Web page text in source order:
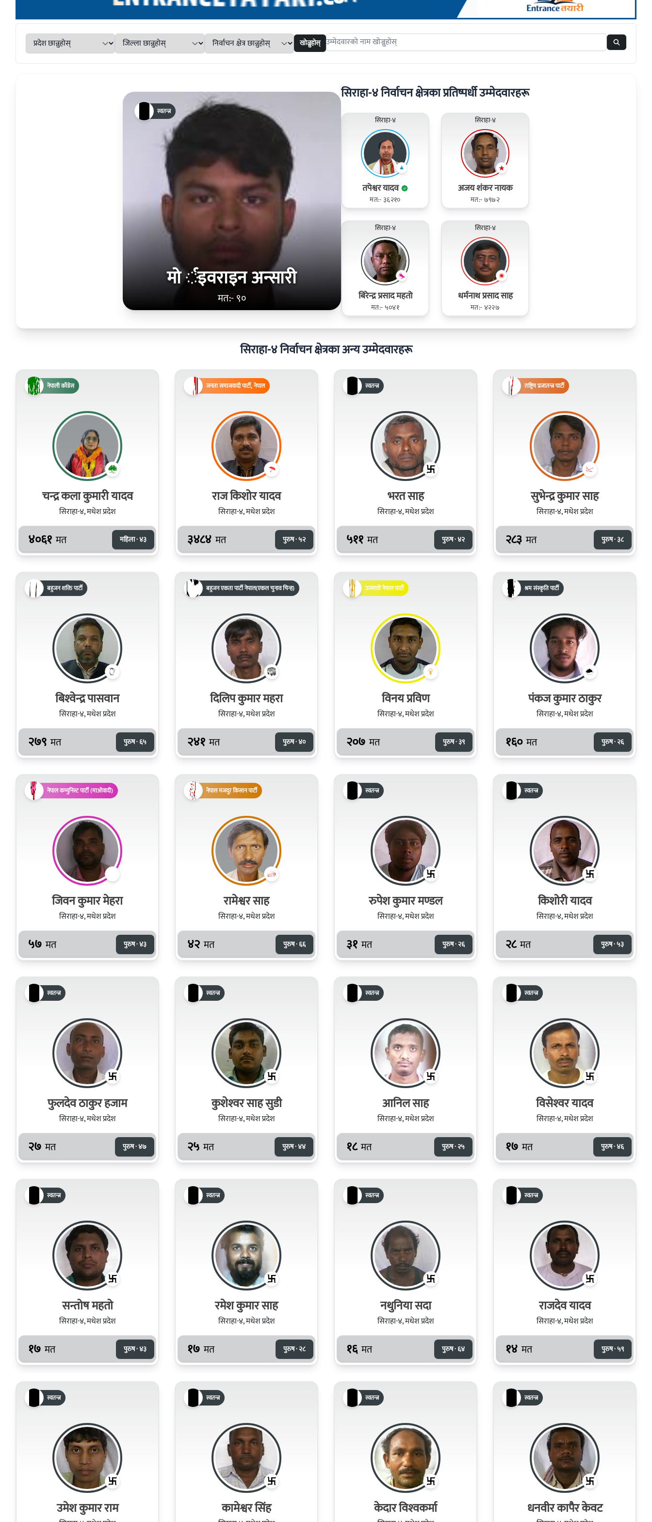
खोज्नुहोस् Search candidates
मो र्इवराइन अन्सारी
मत:- ९०
स्वतन्त्र
सिराहा-४ निर्वाचन क्षेत्रका प्रतिष्पर्धी उम्मेदवारहरू
सिराहा-४
तपेश्वर यादव
मत:- ३६२१०
सिराहा-४
अजय शंकर नायक
मत:- ७९७२
सिराहा-४
बिरेन्द्र प्रसाद महतो
मत:- ५०४१
सिराहा-४
धर्मनाथ प्रसाद साह
मत:- ४२२७
सिराहा-४ निर्वाचन क्षेत्रका अन्य उम्मेदवारहरू
नेपाली काँग्रेस
चन्द्र कला कुमारी यादव
सिराहा-४, मधेश प्रदेश
४०६१ मत महिला · ४३
जनता समाजवादी पार्टी, नेपाल
राज किशोर यादव
सिराहा-४, मधेश प्रदेश
३४८४ मत पुरुष · ५२
स्वतन्त्र
भरत साह
सिराहा-४, मधेश प्रदेश
५११ मत पुरुष · ४२
राष्ट्रिय प्रजातन्त्र पार्टी
सुभेन्द्र कुमार साह
सिराहा-४, मधेश प्रदेश
२८३ मत पुरुष · ३८
बहुजन शक्ति पार्टी
बिश्‍वेन्द्र पासवान
सिराहा-४, मधेश प्रदेश
२७९ मत पुरुष · ६५
बहुजन एकता पार्टी नेपाल(एकल चुनाव चिन्ह)
दिलिप कुमार महरा
सिराहा-४, मधेश प्रदेश
२४१ मत पुरुष · ४०
उज्यालो नेपाल पार्टी
विनय प्रविण
सिराहा-४, मधेश प्रदेश
२०७ मत पुरुष · ३९
श्रम संस्कृति पार्टी
पंकज कुमार ठाकुर
सिराहा-४, मधेश प्रदेश
१६० मत पुरुष · २६
नेपाल कम्युनिस्ट पार्टी (माओवादी)
जिवन कुमार मेहरा
सिराहा-४, मधेश प्रदेश
५७ मत पुरुष · ४३
नेपाल मजदुर किसान पार्टी
रामेश्वर साह
सिराहा-४, मधेश प्रदेश
४२ मत पुरुष · ६६
स्वतन्त्र
रुपेश कुमार मण्डल
सिराहा-४, मधेश प्रदेश
३१ मत पुरुष · २६
स्वतन्त्र
किशोरी यादव
सिराहा-४, मधेश प्रदेश
२८ मत पुरुष · ५३
स्वतन्त्र
फुलदेव ठाकुर हजाम
सिराहा-४, मधेश प्रदेश
२७ मत पुरुष · ४७
स्वतन्त्र
कुशेश्‍वर साह सुडी
सिराहा-४, मधेश प्रदेश
२५ मत पुरुष · ४४
स्वतन्त्र
आनिल साह
सिराहा-४, मधेश प्रदेश
१८ मत पुरुष · २५
स्वतन्त्र
विसेश्‍वर यादव
सिराहा-४, मधेश प्रदेश
१७ मत पुरुष · ४६
स्वतन्त्र
सन्तोष महतो
सिराहा-४, मधेश प्रदेश
१७ मत पुरुष · ४३
स्वतन्त्र
रमेश कुमार साह
सिराहा-४, मधेश प्रदेश
१७ मत पुरुष · २८
स्वतन्त्र
नथुनिया सदा
सिराहा-४, मधेश प्रदेश
१६ मत पुरुष · ६४
स्वतन्त्र
राजदेव यादव
सिराहा-४, मधेश प्रदेश
१४ मत पुरुष · ५९
स्वतन्त्र
उमेश कुमार राम
स्वतन्त्र
कामेश्वर सिंह
स्वतन्त्र
केदार विश्‍वकर्मा
स्वतन्त्र
धनवीर कापैर केवट